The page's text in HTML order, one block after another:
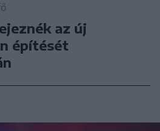
az új
építését